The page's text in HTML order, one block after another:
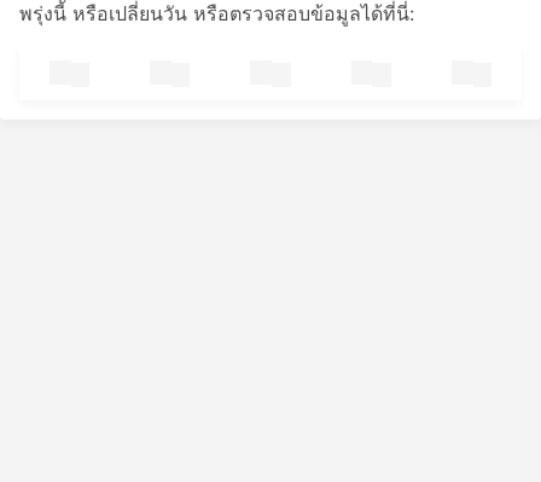
พรุ่งนี้ หรือเปลี่ยนวัน หรือตรวจสอบข้อมูลได้ที่นี่: